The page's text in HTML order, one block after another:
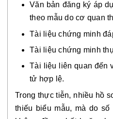
Văn bản đăng ký áp
theo mẫu do cơ quan
Tài liệu chứng minh
Tài liệu chứng minh
Tài liệu liên quan đến
tử hợp lệ.
Trong thực tiễn, nhiều hồ
thiếu biểu mẫu, mà do